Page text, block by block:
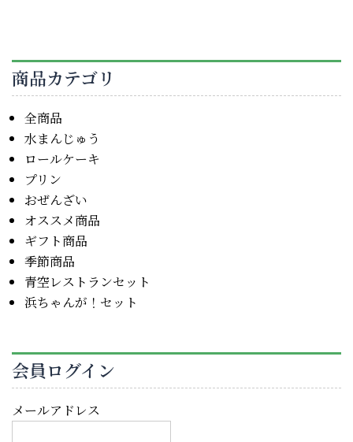
商品カテゴリ
全商品
水まんじゅう
ロールケーキ
プリン
おぜんざい
オススメ商品
ギフト商品
季節商品
青空レストランセット
浜ちゃんが！セット
会員ログイン
メールアドレス